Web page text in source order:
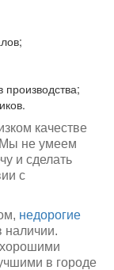
производства;
качестве
Мы не умеем
и сделать
с
недорогие
наличии.
хорошими
в городе